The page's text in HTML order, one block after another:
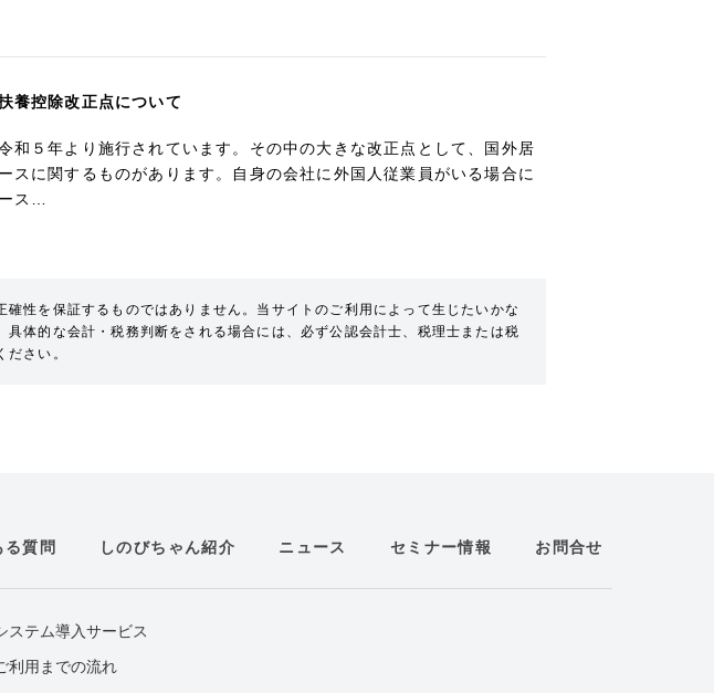
養控除改正点について
和５年より施行されています。その中の大きな改正点として、国外居
スに関するものがあります。自身の会社に外国人従業員がいる場合に
ス…
性を保証するものではありません。当サイトのご利用によって生じたいかな
体的な会計・税務判断をされる場合には、必ず公認会計士、税理士または税
さい。
る質問 しのびちゃん紹介 ニュース セミナー情報 お問合せ
ステム導入サービス
利用までの流れ